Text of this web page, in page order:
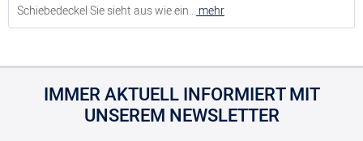
Schiebedeckel Sie sieht aus wie ein... mehr
IMMER AKTUELL INFORMIERT MIT
UNSEREM NEWSLETTER